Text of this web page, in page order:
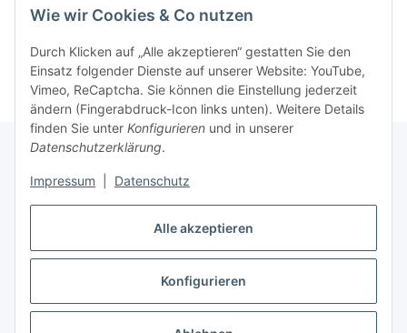
Alle akzeptieren
Konfigurieren
Wie wir Cookies & Co nutzen
Durch Klicken auf „Alle akzeptieren“ gestatten Sie den
Einsatz folgender Dienste auf unserer Website: YouTube,
Vimeo, ReCaptcha. Sie können die Einstellung jederzeit
ändern (Fingerabdruck-Icon links unten). Weitere Details
finden Sie unter Konfigurieren und in unserer
Datenschutzerklärung.
Impressum Datenschutz
Rufen Sie uns einfach an:
oder schreiben Sie uns eine eMail!
Gesetzliche Informationen
Vertrag widerrufen
Widerrufsbutton